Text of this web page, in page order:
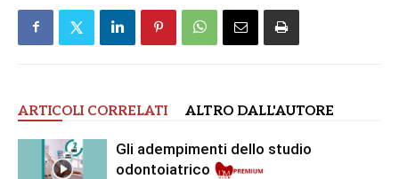
ARTICOLI CORRELATI ALTRO DALL'AUTORE
Gli adempimenti dello studio
odontoiatrico